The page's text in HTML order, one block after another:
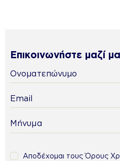
Επικοινωνήστε μαζί
Αποδέχομαι τους Όρους